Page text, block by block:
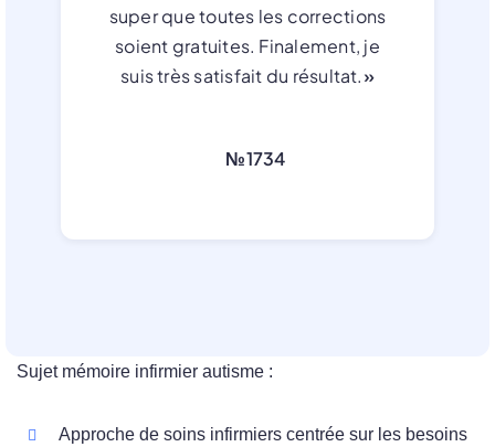
super que toutes les corrections
soient gratuites. Finalement, je
suis très satisfait du résultat.»
№1734
Sujet mémoire infirmier autisme :
Approche de soins infirmiers centrée sur les besoins